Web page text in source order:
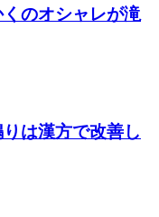
のオシャレが滝
は漢方で改善し